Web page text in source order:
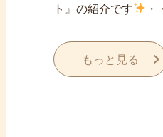
ト』の紹介です
・
もっと見る